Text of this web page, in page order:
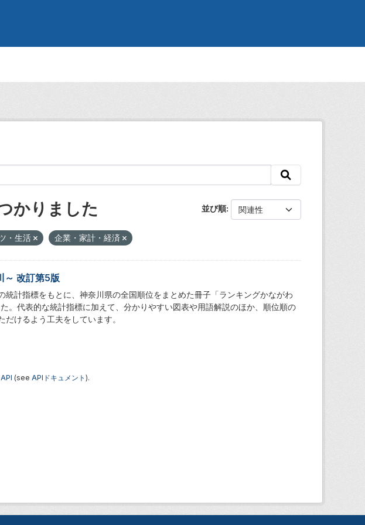
並び順
かりました
・生活 企業・家計・経済
～ 改訂第5版
統計指標をもとに、神奈川県の全国順位をまとめた冊子「ランキングかながわ
。代表的な統計指標に加えて、分かりやすい図表や用語解説のほか、順位順の
けるよう工夫をしています。
API (see APIドキュメント ).